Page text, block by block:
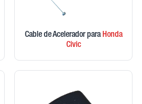
Cable de Acelerador paraHonda
Civic